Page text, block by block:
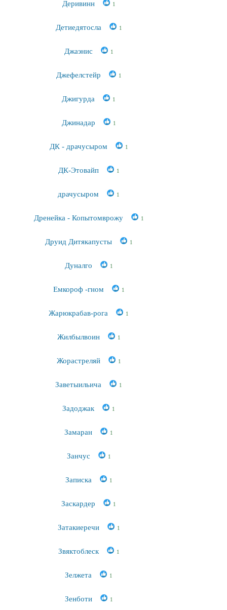
Деривинн 1
Детиедятосла 1
Джаэнис 1
Джефелстейр 1
Джигурда 1
Джинадар 1
ДК - драчусыром 1
ДК-Этовайп 1
драчусыром 1
Дренейка - Копытомврожу 1
Друид Дитякапусты 1
Дуналго 1
Емкороф -гном 1
Жарюкрабав-рога 1
Жилбылвоин 1
Жорастреляй 1
Заветыильича 1
Задоджак 1
Замаран 1
Занчус 1
Записка 1
Заскардер 1
Затакиеречи 1
Звяктоблеск 1
Зелжета 1
Зенботи 1